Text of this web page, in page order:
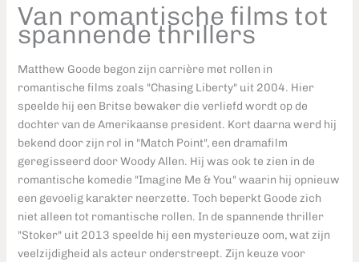
Van romantische films tot
spannende thrillers
Matthew Goode begon zijn carrière met rollen in
romantische films zoals "Chasing Liberty" uit 2004. Hier
speelde hij een Britse bewaker die verliefd wordt op de
dochter van de Amerikaanse president. Kort daarna werd hij
bekend door zijn rol in "Match Point", een dramafilm
geregisseerd door Woody Allen. Hij was ook te zien in de
romantische komedie "Imagine Me & You" waarin hij opnieuw
een gevoelig karakter neerzette. Toch beperkt Goode zich
niet alleen tot romantische rollen. In de spannende thriller
"Stoker" uit 2013 speelde hij een mysterieuze oom, wat zijn
veelzijdigheid als acteur onderstreept. Zijn keuze voor